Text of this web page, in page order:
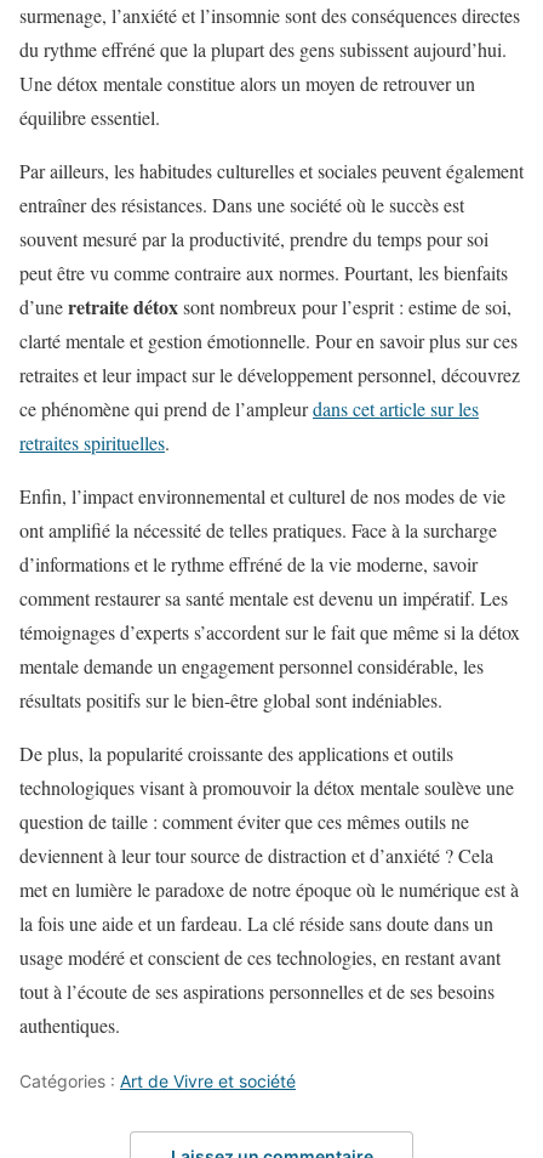
surmenage, l’anxiété et l’insomnie sont des conséquences directes
du rythme effréné que la plupart des gens subissent aujourd’hui.
Une détox mentale constitue alors un moyen de retrouver un
équilibre essentiel.
Par ailleurs, les habitudes culturelles et sociales peuvent également
entraîner des résistances. Dans une société où le succès est
souvent mesuré par la productivité, prendre du temps pour soi
peut être vu comme contraire aux normes. Pourtant, les bienfaits
d’uneretraite détoxsont nombreux pour l’esprit : estime de soi,
clarté mentale et gestion émotionnelle. Pour en savoir plus sur ces
retraites et leur impact sur le développement personnel, découvrez
ce phénomène qui prend de l’ampleurdans cet article sur les
retraites spirituelles.
Enfin, l’impact environnemental et culturel de nos modes de vie
ont amplifié la nécessité de telles pratiques. Face à la surcharge
d’informations et le rythme effréné de la vie moderne, savoir
comment restaurer sa santé mentale est devenu un impératif. Les
témoignages d’experts s’accordent sur le fait que même si la détox
mentale demande un engagement personnel considérable, les
résultats positifs sur le bien-être global sont indéniables.
De plus, la popularité croissante des applications et outils
technologiques visant à promouvoir la détox mentale soulève une
question de taille : comment éviter que ces mêmes outils ne
deviennent à leur tour source de distraction et d’anxiété ? Cela
met en lumière le paradoxe de notre époque où le numérique est à
la fois une aide et un fardeau. La clé réside sans doute dans un
usage modéré et conscient de ces technologies, en restant avant
tout à l’écoute de ses aspirations personnelles et de ses besoins
authentiques.
Catégories : Art de Vivre et société